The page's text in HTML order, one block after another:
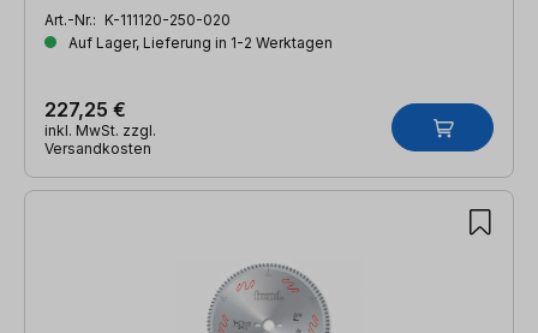
Art.-Nr.: K-111120-250-020
Auf Lager, Lieferung in 1-2 Werktagen
227,25 €
inkl. MwSt. zzgl.
Versandkosten